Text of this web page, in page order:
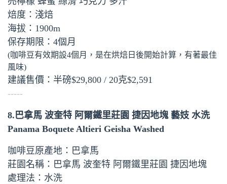
焙度：淺焙
海拔：1900m
保存期限：4個月
(咖啡豆有效期設4個月，是在烘焙日後開始計算，有著最佳
風味)
建議售價：半磅$29,800 / 20克$2,591
-----
8.巴拿馬 波奎特 阿爾鐵里莊園 捷因地塊 藝妓 水洗
Panama Boquete Altieri Geisha Washed
咖啡豆原產地：巴拿馬
莊園名稱：巴拿馬 波奎特 阿爾鐵里莊園 捷因地塊
處理法：水洗